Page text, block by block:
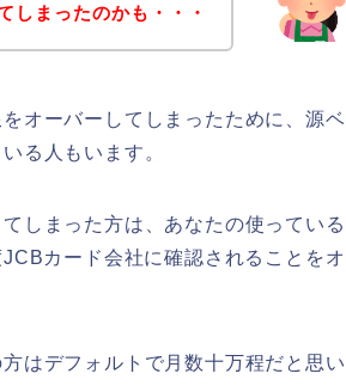
しまったのかも・・・
オーバーしてしまったために、源ベ
る人もいます。
しまった方は、あなたの使っている
カード会社に確認されることをオ
はデフォルトで月数十万程だと思い